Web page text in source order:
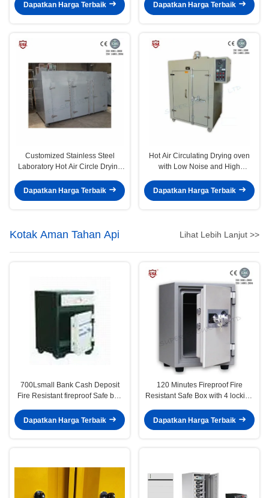
Dapatkan Harga Terbaik
Dapatkan Harga Terbaik
Customized Stainless Steel
Laboratory Hot Air Circle Drying
Dapatkan Harga Terbaik
Hot Air Circulating Drying oven
with Low Noise and High
Dapatkan Harga Terbaik
Kotak Aman Tahan Api Lihat Lebih Lanjut >>
700Lsmall Bank Cash Deposit
Fire Resistant fireproof Safe box
+ 1 Drawer
Dapatkan Harga Terbaik
120 Minutes Fireproof Fire
Resistant Safe Box with 4 locking
Dapatkan Harga Terbaik